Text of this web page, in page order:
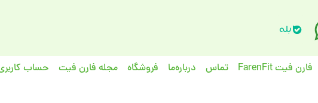
فارن فیت FarenFit تماس درباره‌ما فروشگاه مجله فارن فیت حساب